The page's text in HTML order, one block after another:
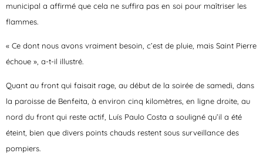
municipal a affirmé que cela ne suffira pas en soi pour maîtriser les
flammes.
« Ce dont nous avons vraiment besoin, c’est de pluie, mais Saint Pierre
échoue », a-t-il illustré.
Quant au front qui faisait rage, au début de la soirée de samedi, dans
la paroisse de Benfeita, à environ cinq kilomètres, en ligne droite, au
nord du front qui reste actif, Luís Paulo Costa a souligné qu’il a été
éteint, bien que divers points chauds restent sous surveillance des
pompiers.